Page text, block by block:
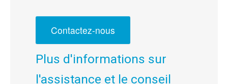
Contactez-nous
Plus d'informations sur
l'assistance et le conseil